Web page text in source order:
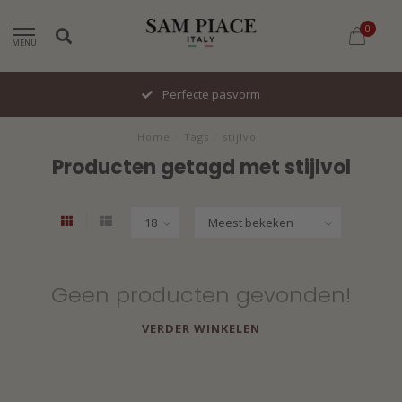
MENU
0
Perfecte pasvorm
Home Tags stijlvol
Producten getagd met stijlvol
Geen producten gevonden!
VERDER WINKELEN